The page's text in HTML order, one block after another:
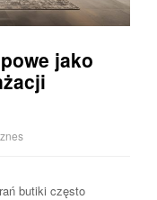
jako
butiki często